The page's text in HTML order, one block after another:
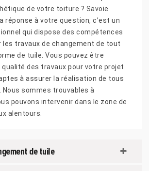
de votre toiture ? Savoie
réponse à votre question, c’est un
qui dispose des compétences
travaux de changement de tout
de tuile. Vous pouvez être
des travaux pour votre projet.
à assurer la réalisation de tous
Nous sommes trouvables à
pouvons intervenir dans le zone de
alentours.
de tuile